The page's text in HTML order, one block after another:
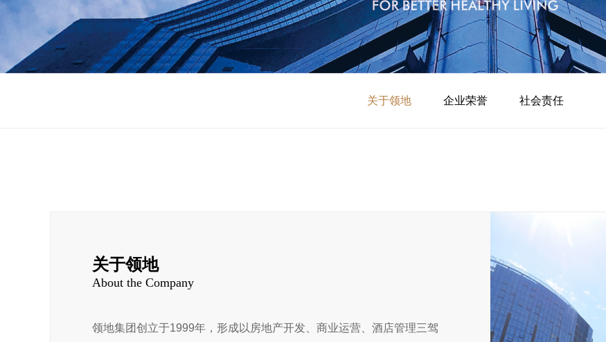
关于领地 企业荣誉 社会责任
关于领地
About the Company
领地集团创立于1999年，形成以房地产开发、商业运营、酒店管理三驾